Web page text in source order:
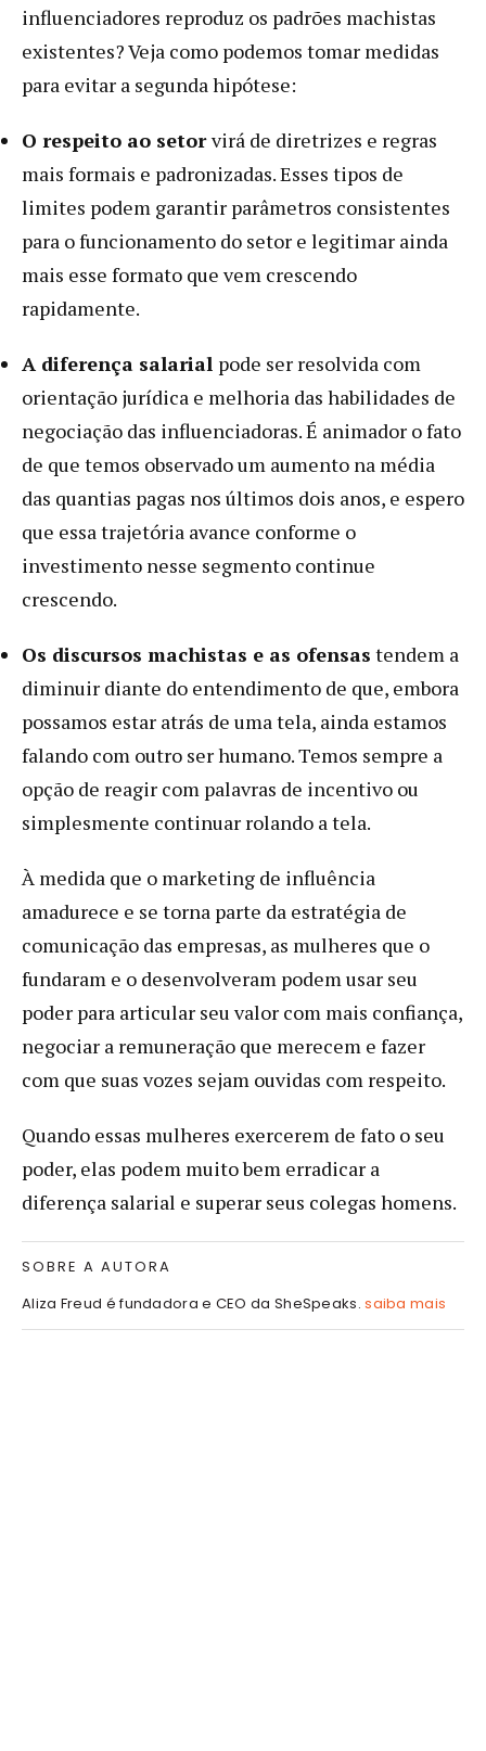
influenciadores reproduz os padrões machistas
existentes? Veja como podemos tomar medidas
para evitar a segunda hipótese:
O respeito ao setorvirá de diretrizes e regras
mais formais e padronizadas. Esses tipos de
limites podem garantir parâmetros consistentes
para o funcionamento do setor e legitimar ainda
mais esse formato que vem crescendo
rapidamente.
A diferença salarial pode ser resolvida com
orientação jurídica e melhoria das habilidades de
negociação das influenciadoras. É animador o fato
de que temos observado um aumento na média
das quantias pagas nos últimos dois anos, e espero
que essa trajetória avance conforme o
investimento nesse segmento continue
crescendo.
Os discursos machistas e as ofensas tendem a
diminuir diante do entendimento de que, embora
possamos estar atrás de uma tela, ainda estamos
falando com outro ser humano. Temos sempre a
opção de reagir com palavras de incentivo ou
simplesmente continuar rolando a tela.
À medida que o marketing de influência
amadurece e se torna parte da estratégia de
comunicação das empresas, as mulheres que o
fundaram e o desenvolveram podem usar seu
poder para articular seu valor com mais confiança,
negociar a remuneração que merecem e fazer
com que suas vozes sejam ouvidas com respeito.
Quando essas mulheres exercerem de fato o seu
poder, elas podem muito bem erradicar a
diferença salarial e superar seus colegas homens.
SOBRE A AUTORA
Aliza Freud é fundadora e CEO da SheSpeaks.saiba mais